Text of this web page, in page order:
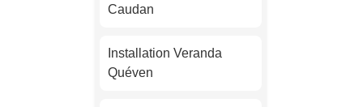
Nantes
Installation Veranda
Strasbourg
Caudan
Installation Veranda
Quéven